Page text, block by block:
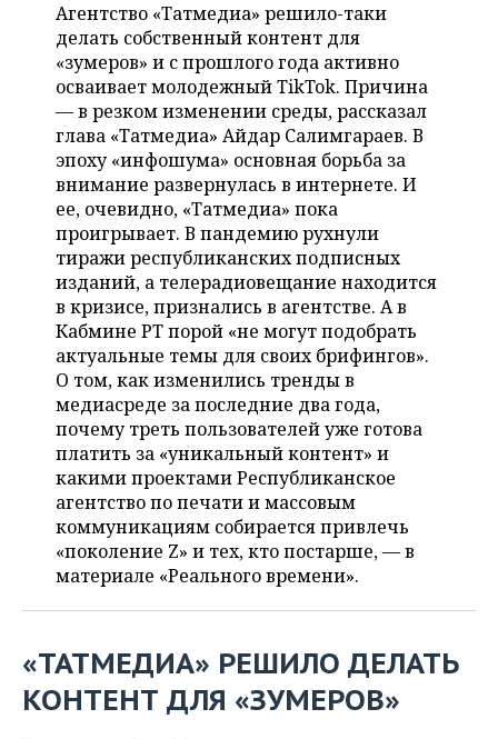
КОМУ ПРИНАДЛЕЖАТ
ТОРГОВЫЕ ЦЕНТРЫ
ТАТАРСТАНА
БЮДЖЕТ
ИНВЕСТИЦИИ
МАШИНОСТРОЕНИЕ
НЕФТЕХИМИЯ
НЕФТЬ
ОПК
ЭНЕРГЕТИКА
НОВОСТИ АВТО
БИЗНЕС
НОВОСТИ БИЗНЕСА
РОЗНИЧНАЯ ТОРГОВЛЯ
ТРАНСПОРТ
УСЛУГИ
ТЕХНОЛОГИИ
НОВОСТИ ТЕХНОЛОГИЙ
МЕДИА
ТЕЛЕКОММУНИКАЦИИ
МЕРОПРИЯТИЯ
НОВОСТИ МЕРОПРИЯТИЙ
ВЫЕЗДНАЯ РЕДАКЦИЯ
БИЗНЕС-БРАНЧИ
ONLINE-КОНФЕРЕНЦИИ
ОТКРЫТАЯ ЛЕКЦИЯ
СПОРТ
НОВОСТИ СПОРТА
ФУТБОЛ
ХОККЕЙ
БАСКЕТБОЛ
ВОЛЕЙБОЛ
КИБЕРСПОРТ
ФИГУРНОЕ КАТАНИЕ
ВОДНЫЕ ВИДЫ СПОРТА
ОБЩЕСТВО
НОВОСТИ ОБЩЕСТВА
ВЛАСТЬ
ИНФРАСТРУКТУРА
ИСТОРИЯ
КУЛЬТУРА
МЕДИЦИНА
ОБРАЗОВАНИЕ
ФОТОГАЛЕРЕЯ
СЮЖЕТЫ
СПРАВОЧНИК
СПИСОК ПЕРСОН
СПИСОК КОМПАНИЙ
ПОЛНАЯ ВЕРСИЯ
Агентство «Татмедиа» решило-таки
делать собственный контент для
«зумеров» и с прошлого года активно
осваивает молодежный TikTok. Причина
— в резком изменении среды, рассказал
глава «Татмедиа» Айдар Салимгараев. В
эпоху «инфошума» основная борьба за
внимание развернулась в интернете. И
ее, очевидно, «Татмедиа» пока
проигрывает. В пандемию рухнули
тиражи республиканских подписных
изданий, а телерадиовещание находится
в кризисе, признались в агентстве. А в
Кабмине РТ порой «не могут подобрать
актуальные темы для своих брифингов».
О том, как изменились тренды в
медиасреде за последние два года,
почему треть пользователей уже готова
платить за «уникальный контент» и
какими проектами Республиканское
агентство по печати и массовым
коммуникациям собирается привлечь
«поколение Z» и тех, кто постарше, — в
материале «Реального времени».
«ТАТМЕДИА» РЕШИЛО ДЕЛАТЬ
КОНТЕНТ ДЛЯ «ЗУМЕРОВ»